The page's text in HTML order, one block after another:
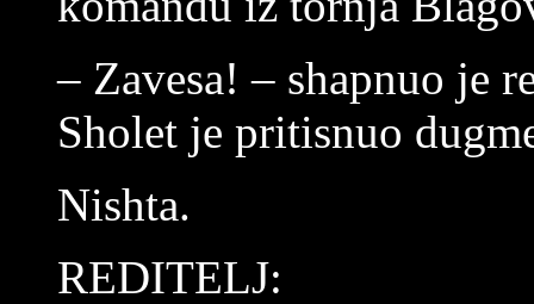
– Zavesa! – shapnuo je
Sholet je pritisnuo
Nishta.
REDITELJ: